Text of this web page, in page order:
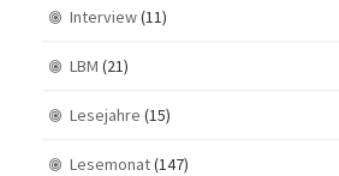
Interview(11)
LBM (21)
Lesejahre (15)
Lesemonat(147)